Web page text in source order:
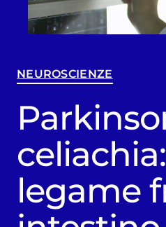
NEUROSCIENZE
legame